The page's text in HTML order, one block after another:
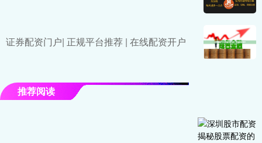
证券配资门户| 正规平台推荐 | 在线配资开户
推荐阅读